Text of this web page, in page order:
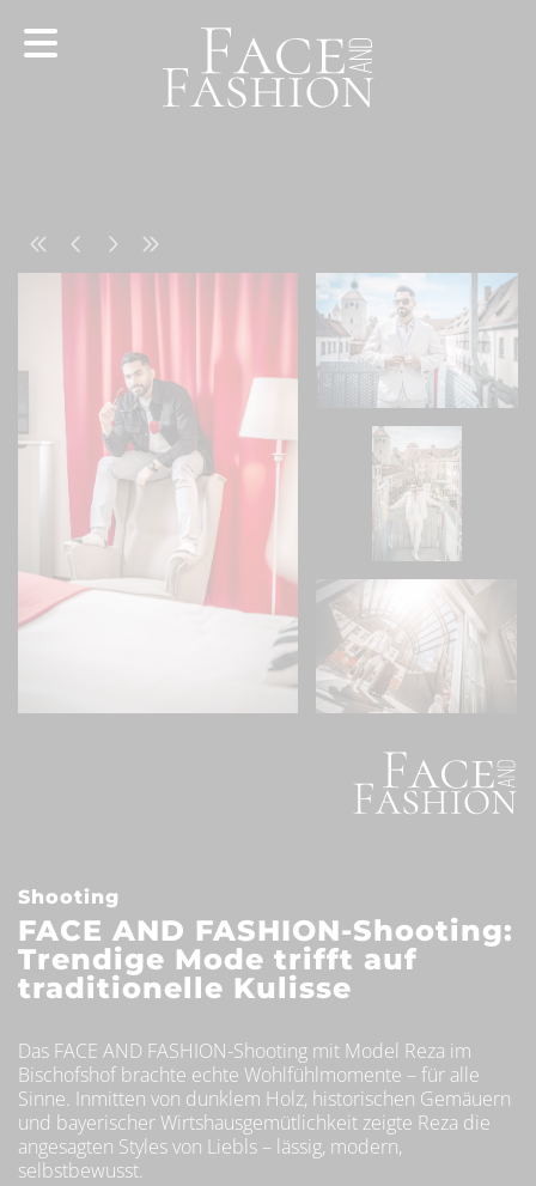
Shooting
FACE AND FASHION-Shooting:
Trendige Mode trifft auf
traditionelle Kulisse
Das FACE AND FASHION-Shooting mit Model Reza im
Bischofshof brachte echte Wohlfühlmomente – für alle
Sinne. Inmitten von dunklem Holz, historischen Gemäuern
und bayerischer Wirtshausgemütlichkeit zeigte Reza die
angesagten Styles von Liebls – lässig, modern,
selbstbewusst.